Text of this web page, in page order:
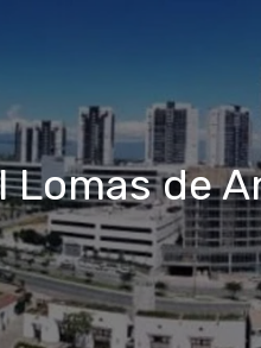
Lomas de